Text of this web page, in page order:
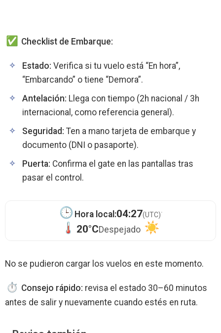
Checklist de Embarque:
Estado: Verifica si tu vuelo está “En hora”,
“Embarcando” o tiene “Demora”.
Antelación: Llega con tiempo (2h nacional / 3h
internacional, como referencia general).
Seguridad: Ten a mano tarjeta de embarque y
documento (DNI o pasaporte).
Puerta: Confirma el gate en las pantallas tras
pasar el control.
Hora local:04:27(UTC)·
20°CDespejado
No se pudieron cargar los vuelos en este momento.
Consejo rápido: revisa el estado 30–60 minutos
antes de salir y nuevamente cuando estés en ruta.